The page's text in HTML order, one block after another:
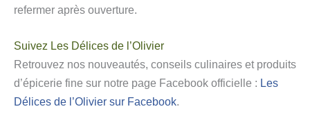
refermer après ouverture.
Suivez Les Délices de l’Olivier
Retrouvez nos nouveautés, conseils culinaires et produits
d’épicerie fine sur notre page Facebook officielle : Les
Délices de l’Olivier sur Facebook.